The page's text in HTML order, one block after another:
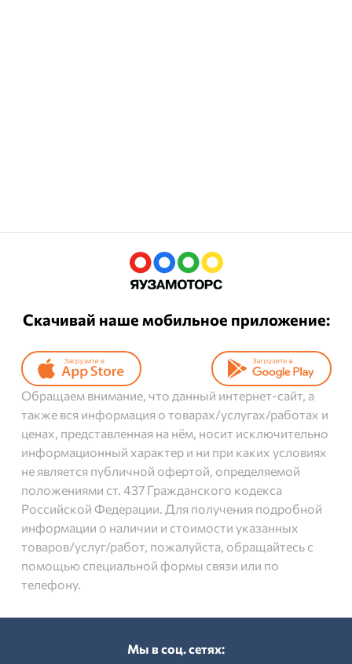
Скачивай наше мобильное приложение:
Обращаем внимание, что данный интернет-сайт, а
также вся информация о товарах/услугах/работах и
ценах, представленная на нём, носит исключительно
информационный характер и ни при каких условиях
не является публичной офертой, определяемой
положениями ст. 437 Гражданского кодекса
Российской Федерации. Для получения подробной
информации о наличии и стоимости указанных
товаров/услуг/работ, пожалуйста, обращайтесь с
помощью специальной формы связи или по
телефону.
Мы в соц. cетях: